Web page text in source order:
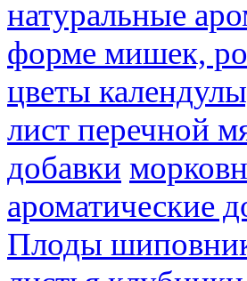
натуральные
форме мишек,
цветы
лист перечной
добавки
ароматические
Плоды